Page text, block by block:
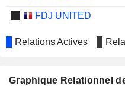
FDJ UNITED
Relations Actives
Graphique Relationnel